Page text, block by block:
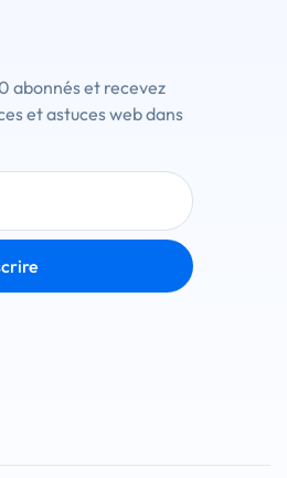
abonnés et recevez
et astuces web dans